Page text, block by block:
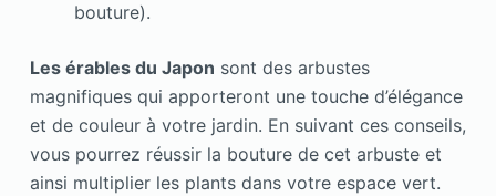
bouture).
Les érables du Japon sont des arbustes
magnifiques qui apporteront une touche d’élégance
et de couleur à votre jardin. En suivant ces conseils,
vous pourrez réussir la bouture de cet arbuste et
ainsi multiplier les plants dans votre espace vert.